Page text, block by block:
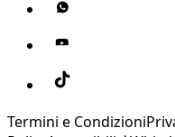
Termini e Condizioni